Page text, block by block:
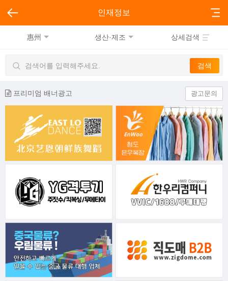
인재정보
惠州 생산·제조 상세검색
프리미엄 배너광고 광고문의